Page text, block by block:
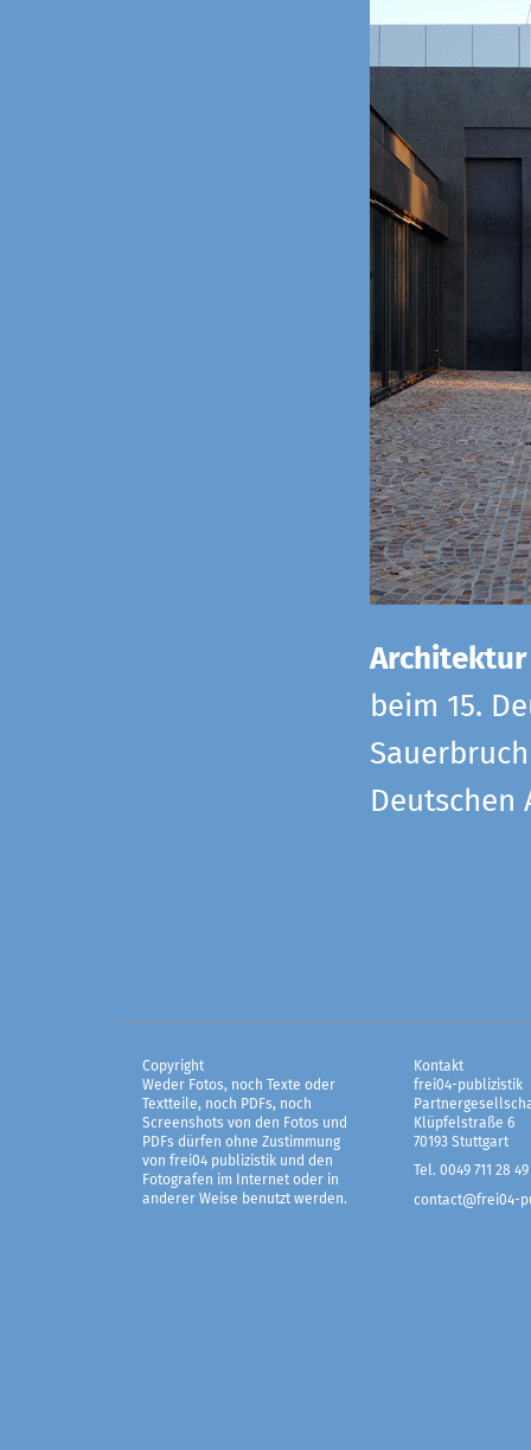
beim 15.
Copyright
Weder Fotos, noch Texte oder
Textteile, noch PDFs, noch
Screenshots von den Fotos und
PDFs dürfen ohne Zustimmung
von frei04 publizistik und den
Fotografen im Internet oder in
anderer Weise benutzt werden.
Kontakt
frei04-publizistik
Klüpfelstraße 6
70193 Stuttgart
Tel. 0049 711 28 49
contact@frei04-